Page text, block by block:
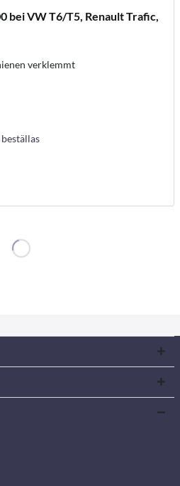
bei VW T6/T5, Renault Trafic,
verklemmt